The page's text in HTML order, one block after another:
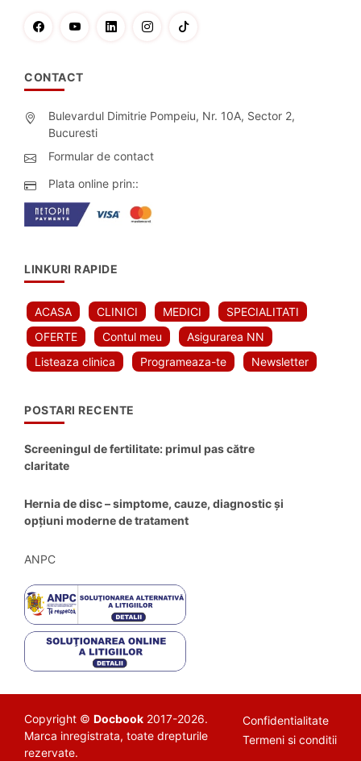
CONTACT
Bulevardul Dimitrie Pompeiu, Nr. 10A, Sector 2,
Bucuresti
Formular de contact
Plata online prin::
LINKURI RAPIDE
ACASA CLINICI MEDICI
SPECIALITATI
OFERTE
Contul meu
Asigurarea NN
Listeaza clinica
Programeaza-te Newsletter
POSTARI RECENTE
Screeningul de fertilitate: primul pas către
claritate
Hernia de disc – simptome, cauze, diagnostic și
opțiuni moderne de tratament
ANPC
Copyright © Docbook 2017-2026.
Marca inregistrata, toate drepturile
rezervate.
Confidentialitate
Termeni si conditii